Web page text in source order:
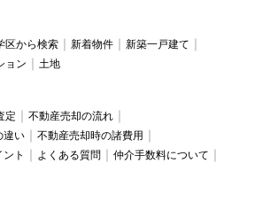
区から検索 新着物件
新築一戸建て
ョン 土地
定
不動産売却の流れ
違い
不動産売却時の諸費用
ト
よくある質問
仲介手数料について